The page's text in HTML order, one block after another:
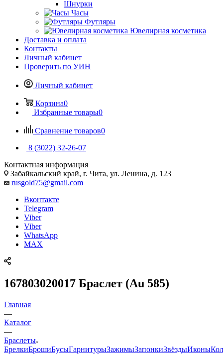
Шнурки
Часы
Футляры
Ювелирная косметика
Доставка и оплата
Контакты
Личный кабинет
Проверить по УИН
Личный кабинет
Корзина0
Избранные товары0
Сравнение товаров0
8 (3022) 32-26-07
Контактная информация
Забайкальский край, г. Чита, ул. Ленина, д. 123
rusgold75@gmail.com
Вконтакте
Telegram
Viber
Viber
WhatsApp
MAX
167803020017 Браслет (Au 585)
Главная
—
Каталог
—
Браслеты
БрелкиБрошиБусыГарнитурыЗажимыЗапонкиЗвёздыИконы